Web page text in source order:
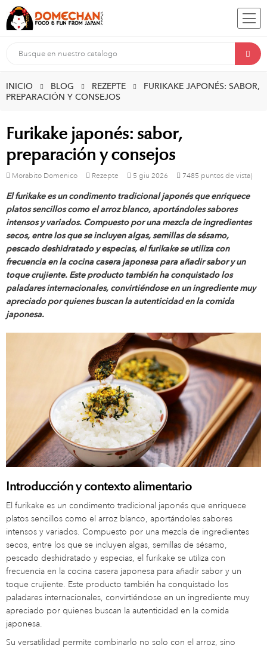
INICIO BLOG REZEPTE
FURIKAKE JAPONÉS: SABOR,
PREPARACIÓN Y CONSEJOS
Furikake japonés: sabor,
preparación y consejos
Morabito Domenico Rezepte 5 giu 2026 7485 puntos de vista)
El furikake es un condimento tradicional japonés que enriquece
platos sencillos como el arroz blanco, aportándoles sabores
intensos y variados. Compuesto por una mezcla de ingredientes
secos, entre los que se incluyen algas, semillas de sésamo,
pescado deshidratado y especias, el furikake se utiliza con
frecuencia en la cocina casera japonesa para añadir sabor y un
toque crujiente. Este producto también ha conquistado los
paladares internacionales, convirtiéndose en un ingrediente muy
apreciado por quienes buscan la autenticidad en la comida
japonesa.
Introducción y contexto alimentario
El furikake es un condimento tradicional japonés que enriquece
platos sencillos como el arroz blanco, aportándoles sabores
intensos y variados. Compuesto por una mezcla de ingredientes
secos, entre los que se incluyen algas, semillas de sésamo,
pescado deshidratado y especias, el furikake se utiliza con
frecuencia en la cocina casera japonesa para añadir sabor y un
toque crujiente. Este producto también ha conquistado los
paladares internacionales, convirtiéndose en un ingrediente muy
apreciado por quienes buscan la autenticidad en la comida
japonesa.
Su versatilidad permite combinarlo no solo con el arroz, sino